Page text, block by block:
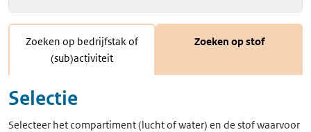
Zoeken op bedrijfstak of
(sub)activiteit
Zoeken op stof
Selectie
Selecteer het compartiment (lucht of water) en de stof waarvoor